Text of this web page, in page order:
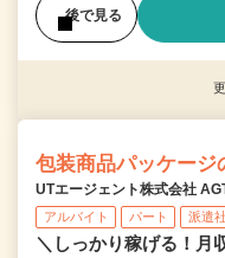
後で見る
包装商品パッケージ
UTエージェント株式会社
アルバイト パート 派遣
＼しっかり稼げる！月